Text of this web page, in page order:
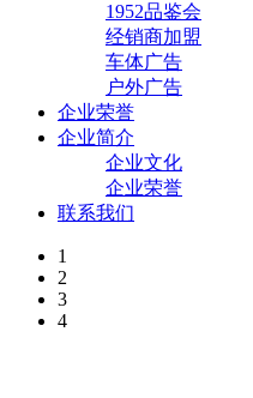
1952品鉴会
经销商加盟
车体广告
户外广告
企业荣誉
企业简介
企业文化
企业荣誉
联系我们
1
2
3
4